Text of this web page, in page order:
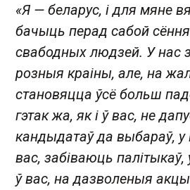
«Я — беларус, і для мяне
бачыць перад сабой сёння
свабодных людзей. У нас
розныя краіны, але, на
становяцца ўсё больш
гэтак жа, як і ў вас, не
кандыдатаў да выбараў, у
вас, забіваюць палітыкаў,
ў вас, на дазволеныя